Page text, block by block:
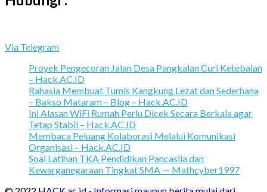
Via Telegram
Proyek Pengecoran Jalan Desa Pangkalan Curi Ketebalan
– Hack.AC.ID
Rahasia Membuat Tumis Kangkung Lezat dan Sederhana
– Bakso Mataram – Blog – Hack.AC.ID
Ini Alasan WiFi Rumah Perlu Dicek Secara Berkala agar
Tetap Stabil – Hack.AC.ID
Membaca Peluang Kolaborasi Melalui Komunikasi
Organisasi – Hack.AC.ID
Soal Latihan TKA Pendidikan Pancasila dan
Kewarganegaraan Tingkat SMA — Mathcyber1997